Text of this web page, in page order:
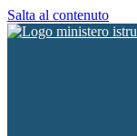
Salta al contenuto